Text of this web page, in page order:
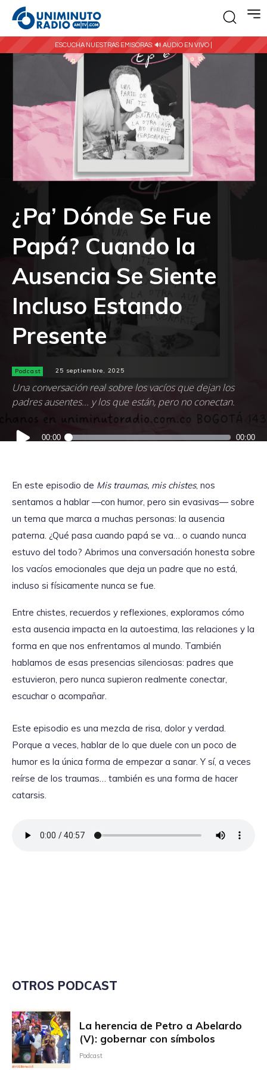
ESCUCHA NUESTRAS EMISORAS: 🔊 AUDIO EN VIVO |
¿Pa’ Dónde Se Fue
Papá? Cuando la
Ausencia Se Siente
Incluso Estando
Presente
Podcast 25 septiembre, 2025
Una conversación real sobre los vacíos que dejan los
padres ausentes... y los que están, pero no conectan.
Reproductor
de
00:00 00:00
En este episodio de Mis traumas, mis chistes, nos
sentamos a hablar —con humor, pero sin evasivas— sobre
un tema que marca a muchas personas: la ausencia
paterna. ¿Qué pasa cuando papá se va… o cuando nunca
estuvo del todo? Abrimos una conversación honesta sobre
los vacíos emocionales que deja un padre que no está,
incluso si físicamente nunca se fue.
Entre chistes, recuerdos y reflexiones, exploramos cómo
esta ausencia impacta en la autoestima, las relaciones y la
forma en que nos enfrentamos al mundo. También
hablamos de esas presencias silenciosas: padres que
estuvieron, pero nunca supieron realmente conectar,
escuchar o acompañar.
Este episodio es una mezcla de risa, dolor y verdad.
Porque a veces, hablar de lo que duele con un poco de
humor es la única forma de empezar a sanar. Y sí, a veces
reírse de los traumas… también es una forma de hacer
catarsis.
OTROS PODCAST
La herencia de Petro a Abelardo
(V): gobernar con símbolos
Podcast